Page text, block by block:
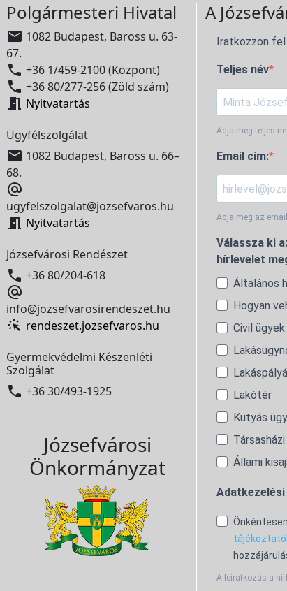
Polgármesteri Hivatal
 1082 Budapest, Baross u. 63-
67.
 +36 1/459-2100 (Központ)
 +36 80/277-256 (Zöld szám)
 Nyitvatartás
Ügyfélszolgálat
 1082 Budapest, Baross u. 66–
68.

ugyfelszolgalat@jozsefvaros.hu
 Nyitvatartás
Józsefvárosi Rendészet
 +36 80/204-618

info@jozsefvarosirendeszet.hu
rendeszet.jozsefvaros.hu
Gyermekvédelmi Készenléti
Szolgálat
 +36 30/493-1925
Józsefvárosi
Önkormányzat
A
Iratkozzon
Teljes név
Adja meg teljes
Email cím:
Adja meg az
Válassza ki
hírlevelet
Általános
Hogyan
Civil ügyek
Lakótér
Kutyás
Állami
A leiratkozás a